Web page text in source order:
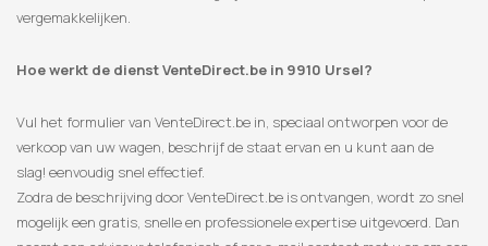
vergemakkelijken.
Hoe werkt de dienst VenteDirect.be in 9910 Ursel?
Vul het formulier van VenteDirect.be in, speciaal ontworpen voor de
verkoop van uw wagen, beschrijf de staat ervan en u kunt aan de
slag! eenvoudig snel effectief.
Zodra de beschrijving door VenteDirect.be is ontvangen, wordt zo snel
mogelijk een gratis, snelle en professionele expertise uitgevoerd. Dan